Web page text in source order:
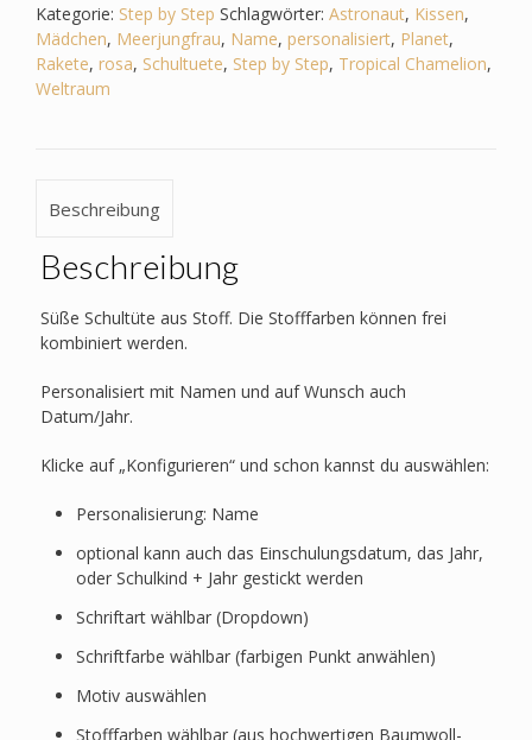
Weltall
-
Rakete
-
Planet
Kategorie: Step by Step Schlagwörter: Astronaut, Kissen,
Mädchen, Meerjungfrau, Name, personalisiert, Planet,
Rakete, rosa, Schultuete, Step by Step, Tropical Chamelion,
Weltraum
Beschreibung
Beschreibung
Süße Schultüte aus Stoff. Die Stofffarben können frei
kombiniert werden.
Personalisiert mit Namen und auf Wunsch auch
Datum/Jahr.
Klicke auf „Konfigurieren“ und schon kannst du auswählen:
Personalisierung: Name
optional kann auch das Einschulungsdatum, das Jahr,
oder Schulkind + Jahr gestickt werden
Schriftart wählbar (Dropdown)
Schriftfarbe wählbar (farbigen Punkt anwählen)
Motiv auswählen
Stofffarben wählbar (aus hochwertigen Baumwoll-